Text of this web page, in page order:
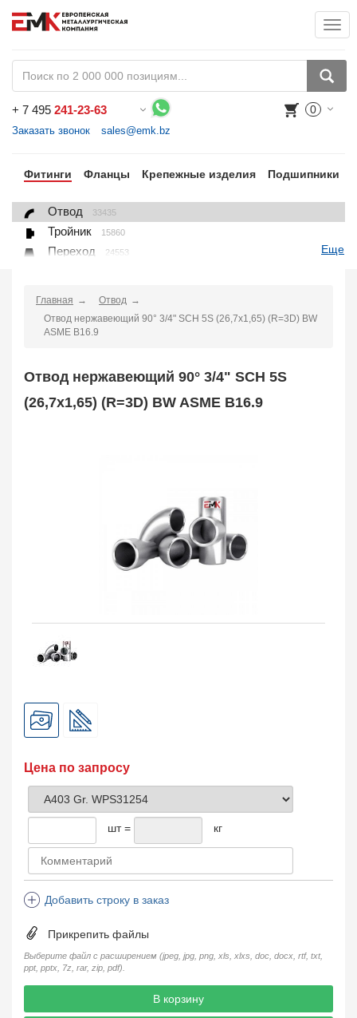
+ 7 495 241-23-63
Заказать звонок sales@emk.bz
0
Фитинги Фланцы Крепежные изделия Подшипники
Отвод 33435
Тройник 15860
Переход 24553
361
Переходник понижающий
Муфта соединительная 683
Пробка 72
Втулка для фланца 698
Еще
Главная
Отвод
Отвод нержавеющий 90° 3/4" SCH 5S (26,7х1,65) (R=3D) BW
ASME B16.9
Отвод нержавеющий 90° 3/4" SCH 5S
(26,7х1,65) (R=3D) BW ASME B16.9
Цена по запросу
шт = кг
Добавить строку в заказ
Прикрепить файлы
Выберите файл с расширением (jpeg, jpg, png, xls, xlxs, doc, docx, rtf, txt,
ppt, pptx, 7z, rar, zip, pdf).
В корзину